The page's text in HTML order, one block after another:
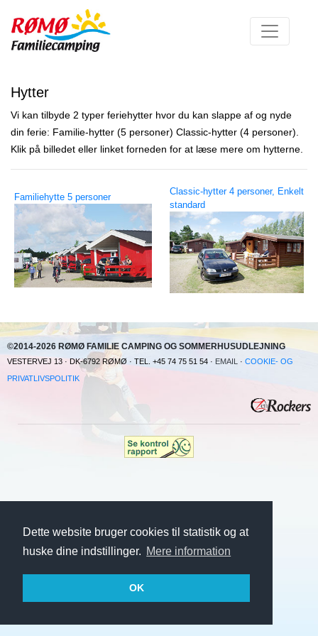
Dette website bruger cookies til statistik og at
huske dine indstillinger. Mere information
OK
Hytter
Vi kan tilbyde 2 typer feriehytter hvor du kan slappe af og nyde
din ferie: Familie-hytter (5 personer) Classic-hytter (4 personer).
Klik på billedet eller linket forneden for at læse mere om hytterne.
Familiehytte 5 personer
Classic-hytter 4 personer, Enkelt
standard
©2014-2026 RØMØ FAMILIE CAMPING OG SOMMERHUSUDLEJNING
VESTERVEJ 13 · DK-6792 RØMØ · TEL. +45 74 75 51 54 · EMAIL · COOKIE- OG
PRIVATLIVSPOLITIK